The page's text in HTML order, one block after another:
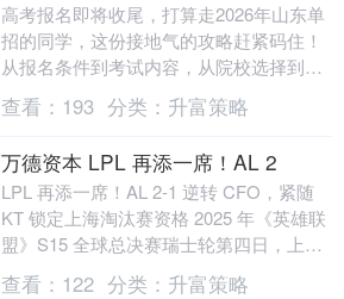
高考报名即将收尾，打算走2026年山东单
招的同学，这份接地气的攻略赶紧码住！
从报名条件到考试内容，从院校选择到时
间节点，全是干货，帮你少走弯路、精准
冲刺！ 一、....
查看： 193 分类： 升富策略
万德资本 LPL 再添一席！AL 2
LPL 再添一席！AL 2-1 逆转 CFO，紧随
KT 锁定上海淘汰赛资格 2025 年《英雄联
盟》S15 全球总决赛瑞士轮第四日，上海
梅赛德斯 - 奔驰文化....
查看： 122 分类： 升富策略